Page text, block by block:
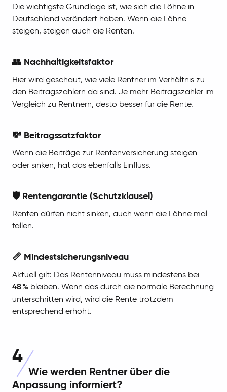
Die wichtigste Grundlage ist, wie sich die Löhne in
Deutschland verändert haben. Wenn die Löhne
steigen, steigen auch die Renten.
👥 Nachhaltigkeitsfaktor
Hier wird geschaut, wie viele Rentner im Verhältnis zu
den Beitragszahlern da sind. Je mehr Beitragszahler im
Vergleich zu Rentnern, desto besser für die Rente.
💸 Beitragssatzfaktor
Wenn die Beiträge zur Rentenversicherung steigen
oder sinken, hat das ebenfalls Einfluss.
🛡️ Rentengarantie (Schutzklausel)
Renten dürfen nicht sinken, auch wenn die Löhne mal
fallen.
📏 Mindestsicherungsniveau
Aktuell gilt: Das Rentenniveau muss mindestens bei
48 % bleiben. Wenn das durch die normale Berechnung
unterschritten wird, wird die Rente trotzdem
entsprechend erhöht.
4
Wie werden Rentner über die
Anpassung informiert?